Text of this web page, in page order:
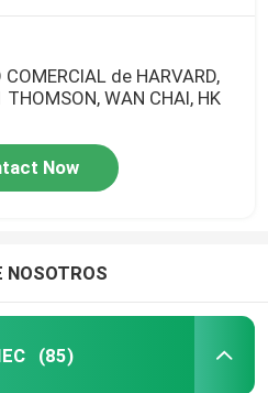
COMERCIAL de HARVARD,
WAN CHAI, HK
Now
NOSOTROS
(85)